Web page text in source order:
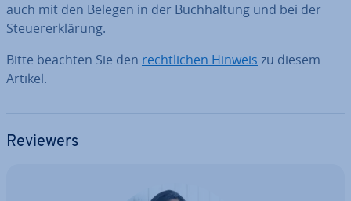
auch mit den Belegen in der Buch­hal­tung und bei der
Steu­er­erklä­rung.
Bitte beachten Sie den recht­li­chen Hinweis zu diesem
Artikel.
Reviewers